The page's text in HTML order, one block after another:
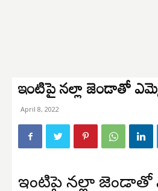
ఇంటిపై నల్లా జెండాతో
April 8, 2022
ఇంటిపై నల్లా జెండాతో